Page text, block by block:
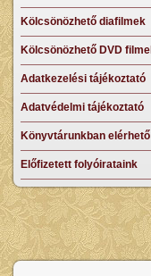
Kölcsönözhető diafilmek
Kölcsönözhető DVD
Adatkezelési tájékoztató
Adatvédelmi tájékoztató
Könyvtárunkban
Előfizetett folyóirataink